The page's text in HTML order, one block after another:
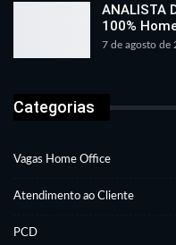
ANALISTA
100%
7 de agosto de
Categorias
Vagas Home Office
Atendimento ao Cliente
PCD